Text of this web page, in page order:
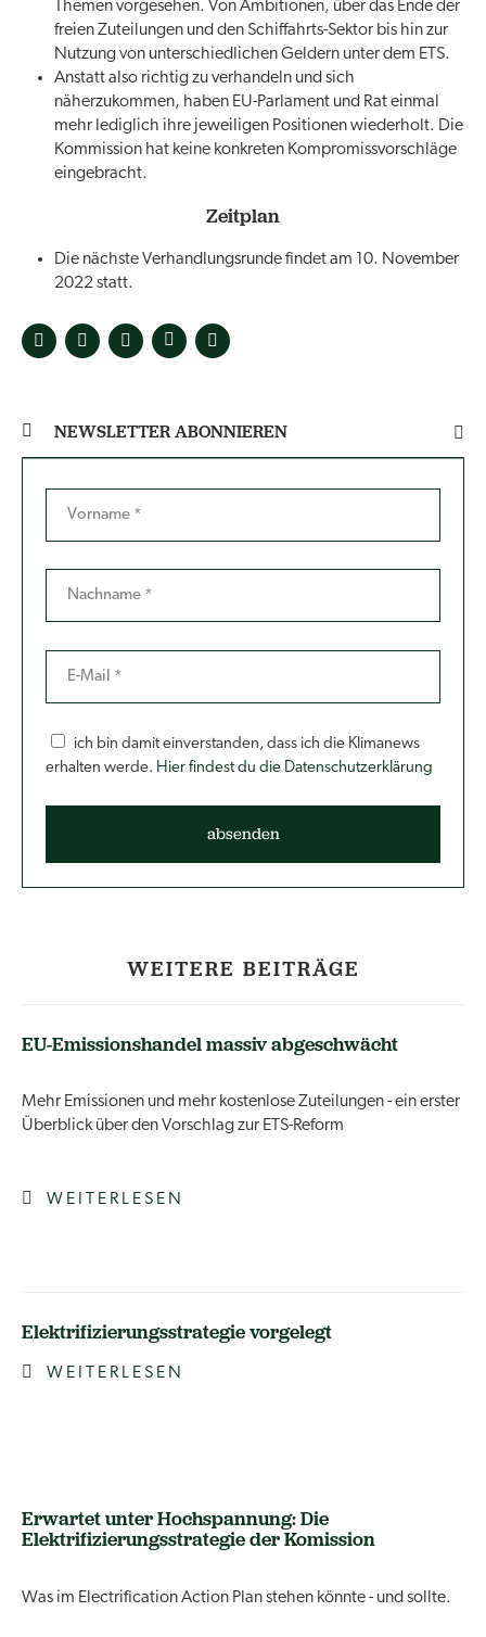
Themen vorgesehen. Von Ambitionen, über das Ende der
freien Zuteilungen und den Schiffahrts-Sektor bis hin zur
Nutzung von unterschiedlichen Geldern unter dem ETS.
Anstatt also richtig zu verhandeln und sich
näherzukommen, haben EU-Parlament und Rat einmal
mehr lediglich ihre jeweiligen Positionen wiederholt. Die
Kommission hat keine konkreten Kompromissvorschläge
eingebracht.
Zeitplan
Die nächste Verhandlungsrunde findet am 10. November
2022 statt.
NEWSLETTER ABONNIEREN
ich bin damit einverstanden, dass ich die Klimanews
erhalten werde. Hier findest du die Datenschutzerklärung
WEITERE BEITRÄGE
EU-Emissionshandel massiv abgeschwächt
Mehr Emissionen und mehr kostenlose Zuteilungen - ein erster
Überblick über den Vorschlag zur ETS-Reform
WEITERLESEN
Elektrifizierungsstrategie vorgelegt
WEITERLESEN
Erwartet unter Hochspannung: Die
Elektrifizierungsstrategie der Komission
Was im Electrification Action Plan stehen könnte - und sollte.